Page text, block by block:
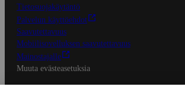
Tietosuojakäytäntö
Palvelun käyttöehdot
Saavutettavuus
Mobiilisovelluksen saavutettavuus
Mainostajalle
Muuta evästeasetuksia